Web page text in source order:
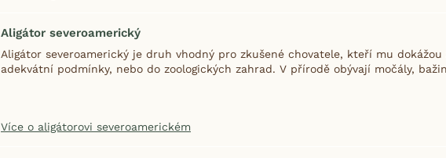
Aligátor severoamerický
Aligátor severoamerický je druh vhodný pro zkušené chovatele, kteří mu dokážou
adekvátní podmínky, nebo do zoologických zahrad. V přírodě obývají močály,
Více o aligátorovi severoamerickém